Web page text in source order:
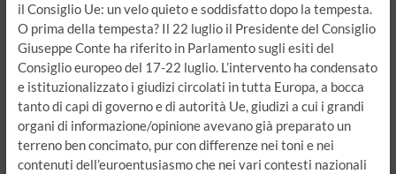
il Consiglio Ue: un velo quieto e soddisfatto dopo la tempesta.
O prima della tempesta? Il 22 luglio il Presidente del Consiglio
Giuseppe Conte ha riferito in Parlamento sugli esiti del
Consiglio europeo del 17-22 luglio. L’intervento ha condensato
e istituzionalizzato i giudizi circolati in tutta Europa, a bocca
tanto di capi di governo e di autorità Ue, giudizi a cui i grandi
organi di informazione/opinione avevano già preparato un
terreno ben concimato, pur con differenze nei toni e nei
contenuti dell’euroentusiasmo che nei vari contesti nazionali